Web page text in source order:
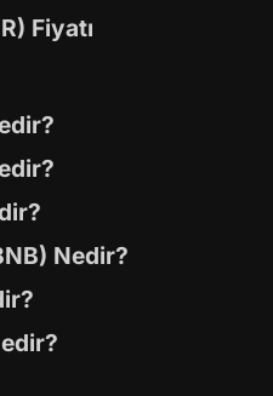
Fiyatı
Nedir?